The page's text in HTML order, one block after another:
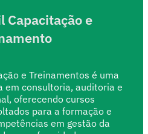
Capacitação e
e Treinamentos é uma
em consultoria, auditoria e
oferecendo cursos
para a formação e
em gestão da